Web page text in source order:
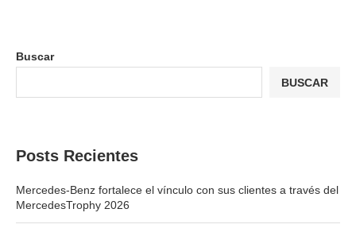
Buscar
BUSCAR
Posts Recientes
Mercedes-Benz fortalece el vínculo con sus clientes a través del
MercedesTrophy 2026